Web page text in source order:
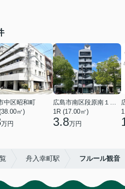
中区昭和町
㎡)
万円
広島市南区段原南１丁目
1R (17.00㎡)
3.8万円
舟入幸町駅 フルール観音